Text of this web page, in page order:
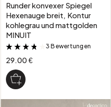
Runder konvexer Spiegel
Hexenauge breit, Kontur
kohlegrau und mattgolden
MINUIT
&
3 Bewertungen
29.00 €